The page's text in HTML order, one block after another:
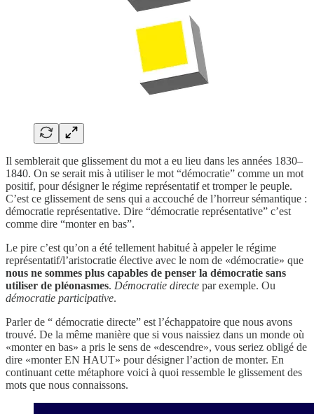
Il semblerait que glissement du mot a eu lieu dans les années 1830–
1840. On se serait mis à utiliser le mot “démocratie” comme un mot
positif, pour désigner le régime représentatif et tromper le peuple.
C’est ce glissement de sens qui a accouché de l’horreur sémantique :
démocratie représentative. Dire “démocratie représentative” c’est
comme dire “monter en bas”.
Le pire c’est qu’on a été tellement habitué à appeler le régime
représentatif/l’aristocratie élective avec le nom de «démocratie» que
nous ne sommes plus capables de penser la démocratie sans
utiliser de pléonasmes. Démocratie directe par exemple. Ou
démocratie participative.
Parler de “ démocratie directe” est l’échappatoire que nous avons
trouvé. De la même manière que si vous naissiez dans un monde où
«monter en bas» a pris le sens de «descendre», vous seriez obligé de
dire «monter EN HAUT» pour désigner l’action de monter. En
continuant cette métaphore voici à quoi ressemble le glissement des
mots que nous connaissons.